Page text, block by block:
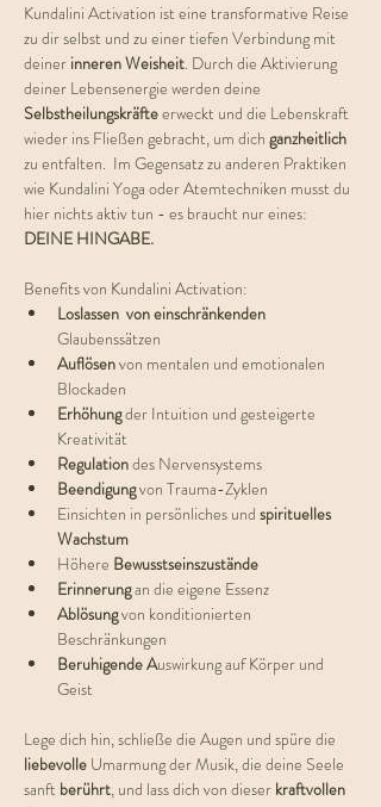
Kundalini Activation ist eine transformative Reise
zu dir selbst und zu einer tiefen Verbindung mit
deiner inneren Weisheit. Durch die Aktivierung
deiner Lebensenergie werden deine
Selbstheilungskräfte erweckt und die Lebenskraft
wieder ins Fließen gebracht, um dich ganzheitlich
zu entfalten.  Im Gegensatz zu anderen Praktiken
wie Kundalini Yoga oder Atemtechniken musst du
hier nichts aktiv tun - es braucht nur eines:
DEINE HINGABE.
Benefits von Kundalini Activation:
Loslassen  von einschränkenden
Glaubenssätzen
Auflösen von mentalen und emotionalen
Blockaden
Erhöhung der Intuition und gesteigerte
Kreativität
Regulation des Nervensystems
Beendigung von Trauma-Zyklen
Einsichten in persönliches und spirituelles
Wachstum
Höhere Bewusstseinszustände
Erinnerung an die eigene Essenz
Ablösung von konditionierten
Beschränkungen
Beruhigende Auswirkung auf Körper und
Geist
Lege dich hin, schließe die Augen und spüre die
liebevolle Umarmung der Musik, die deine Seele
sanft berührt, und lass dich von dieser kraftvollen